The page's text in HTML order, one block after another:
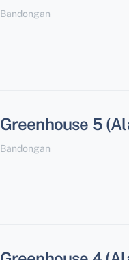
Bandongan
Greenhouse 5
Bandongan